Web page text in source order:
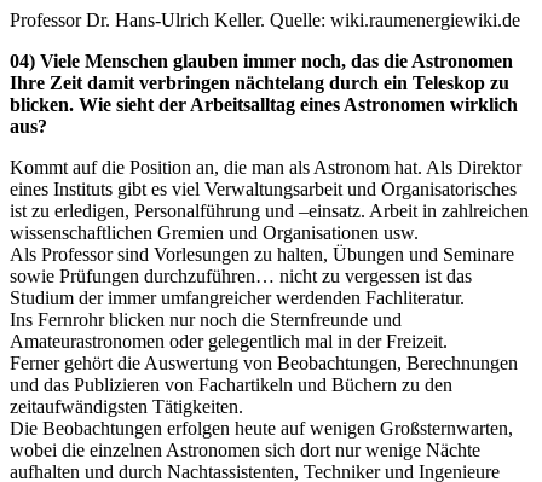
Professor Dr. Hans-Ulrich Keller. Quelle: wiki.raumenergiewiki.de
04) Viele Menschen glauben immer noch, das die Astronomen
Ihre Zeit damit verbringen nächtelang durch ein Teleskop zu
blicken. Wie sieht der Arbeitsalltag eines Astronomen wirklich
aus?
Kommt auf die Position an, die man als Astronom hat. Als Direktor
eines Instituts gibt es viel Verwaltungsarbeit und Organisatorisches
ist zu erledigen, Personalführung und –einsatz. Arbeit in zahlreichen
wissenschaftlichen Gremien und Organisationen usw.
Als Professor sind Vorlesungen zu halten, Übungen und Seminare
sowie Prüfungen durchzuführen… nicht zu vergessen ist das
Studium der immer umfangreicher werdenden Fachliteratur.
Ins Fernrohr blicken nur noch die Sternfreunde und
Amateurastronomen oder gelegentlich mal in der Freizeit.
Ferner gehört die Auswertung von Beobachtungen, Berechnungen
und das Publizieren von Fachartikeln und Büchern zu den
zeitaufwändigsten Tätigkeiten.
Die Beobachtungen erfolgen heute auf wenigen Großsternwarten,
wobei die einzelnen Astronomen sich dort nur wenige Nächte
aufhalten und durch Nachtassistenten, Techniker und Ingenieure